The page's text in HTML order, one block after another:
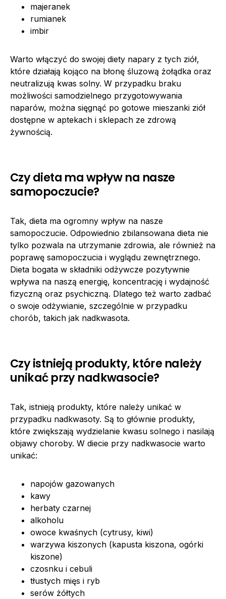
majeranek
rumianek
imbir
Warto włączyć do swojej diety napary z tych ziół,
które działają kojąco na błonę śluzową żołądka oraz
neutralizują kwas solny. W przypadku braku
możliwości samodzielnego przygotowywania
naparów, można sięgnąć po gotowe mieszanki ziół
dostępne w aptekach i sklepach ze zdrową
żywnością.
Czy dieta ma wpływ na nasze
samopoczucie?
Tak, dieta ma ogromny wpływ na nasze
samopoczucie. Odpowiednio zbilansowana dieta nie
tylko pozwala na utrzymanie zdrowia, ale również na
poprawę samopoczucia i wyglądu zewnętrznego.
Dieta bogata w składniki odżywcze pozytywnie
wpływa na naszą energię, koncentrację i wydajność
fizyczną oraz psychiczną. Dlatego też warto zadbać
o swoje odżywianie, szczególnie w przypadku
chorób, takich jak nadkwasota.
Czy istnieją produkty, które należy
unikać przy nadkwasocie?
Tak, istnieją produkty, które należy unikać w
przypadku nadkwasoty. Są to głównie produkty,
które zwiększają wydzielanie kwasu solnego i nasilają
objawy choroby. W diecie przy nadkwasocie warto
unikać:
napojów gazowanych
kawy
herbaty czarnej
alkoholu
owoce kwaśnych (cytrusy, kiwi)
warzywa kiszonych (kapusta kiszona, ogórki
kiszone)
czosnku i cebuli
tłustych mięs i ryb
serów żółtych